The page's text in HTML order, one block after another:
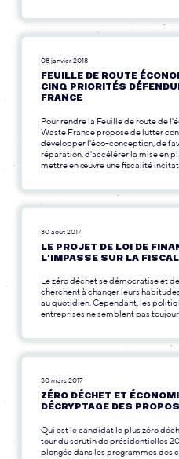
08 janvier 2018
FEUILLE DE ROUTE
CINQ PRIORITÉS
FRANCE
Pour rendre la Feuille de route de
Waste France propose de lutter
développer l'éco-conception, de
réparation, d'accélérer la mise en
mettre en œuvre une fiscalité
30 août 2017
LE PROJET DE LOI DE
L’IMPASSE SUR LA
Le zéro déchet se démocratise et
cherchent à changer leurs
au quotidien. Cependant, les
entreprises ne semblent pas
30 mars 2017
ZÉRO DÉCHET ET
DÉCRYPTAGE DES
Qui est le candidat le plus zéro
tour du scrutin de présidentielles
plongée dans les programmes des